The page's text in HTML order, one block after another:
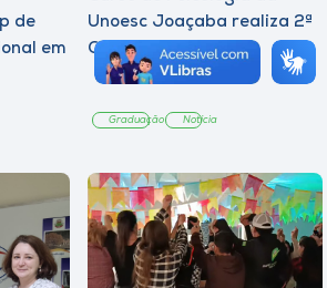
de
em
Unoesc Joaçaba realiza 2ª
Cerimônia do Botton
Graduação Notícia